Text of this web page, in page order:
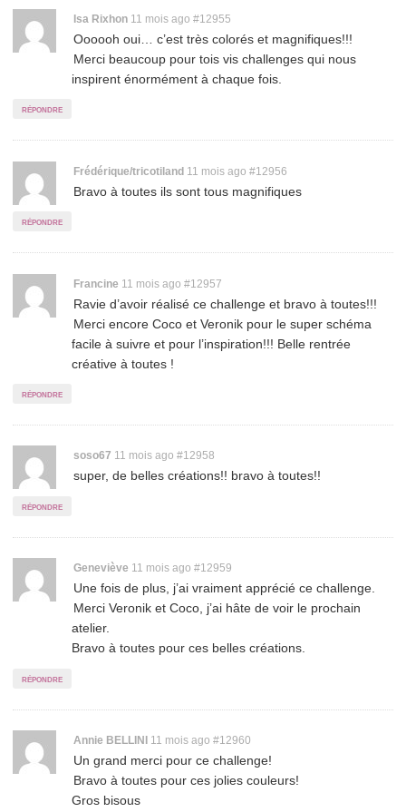
Isa Rixhon 11 mois ago Permalink
to
comment
#12955
Oooooh oui… c’est très colorés et magnifiques!!!
Merci beaucoup pour tois vis challenges qui nous
inspirent énormément à chaque fois.
répondre
Frédérique/tricotiland 11 mois ago Permalink
to
#12956
Bravo à toutes ils sont tous magnifiques
répondre
Francine 11 mois ago Permalink
to
comment
#12957
Ravie d’avoir réalisé ce challenge et bravo à toutes!!!
Merci encore Coco et Veronik pour le super schéma
facile à suivre et pour l’inspiration!!! Belle rentrée
créative à toutes !
répondre
soso67 11 mois ago Permalink
to
#12958
super, de belles créations!! bravo à toutes!!
répondre
Geneviève 11 mois ago Permalink
to
comment
#12959
Une fois de plus, j’ai vraiment apprécié ce challenge.
Merci Veronik et Coco, j’ai hâte de voir le prochain
atelier.
Bravo à toutes pour ces belles créations.
répondre
Annie BELLINI 11 mois ago Permalink
to
comment
#12960
Un grand merci pour ce challenge!
Bravo à toutes pour ces jolies couleurs!
Gros bisous